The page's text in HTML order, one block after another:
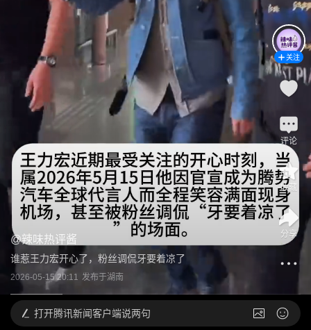
@辣味热评酱
谁惹王力宏开心了，粉丝调侃牙要着凉了
2026-05-15 20:11 发布于湖南
关注
评论
收藏
分享
打开腾讯新闻客户端说两句